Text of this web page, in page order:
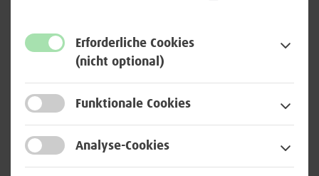
Erforderliche Cookies
(nicht optional)
Funktionale Cookies
Analyse-Cookies
folgenden Module: xGov, Content
Server, Records, Management,
Enterprise Scan, OCC,
Workflowdesign/Workflowmanagement,
WebReports/Berichtsmodul
Tiefe Kenntnisse zum
Datenbankmanagementsystem MS